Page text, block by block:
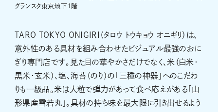
グランスタ東京地下１階
TARO TOKYO ONIGIRI（タロウ トウキョウ オニギリ）は、
意外性のある具材を組み合わせたビジュアル最強のおに
ぎり専門店です。見た目の華やかさだけでなく、米（白米・
黒米・玄米）、塩、海苔（のり）の「三種の神器」へのこだわ
りも一級品。米は大粒で弾力があって食べ応えがある「山
形県産雪若丸」。具材の持ち味を最大限に引き出せるよう